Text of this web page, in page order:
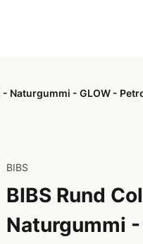
Naturgummi - GLOW -
BIBS
BIBS Rund
Naturgummi